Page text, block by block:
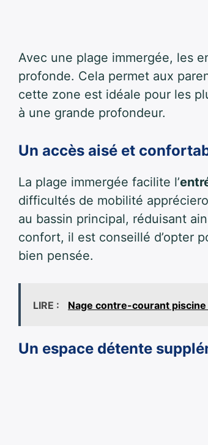
Avec une plage immergée, les
profonde. Cela permet aux
cette zone est idéale pour les
à une grande profondeur.
Un accès aisé et
La plage immergée facilite l’
difficultés de mobilité
au bassin principal, réduisant
confort, il est conseillé d’opter
bien pensée.
LIRE : Nage contre-courant
Un espace détente